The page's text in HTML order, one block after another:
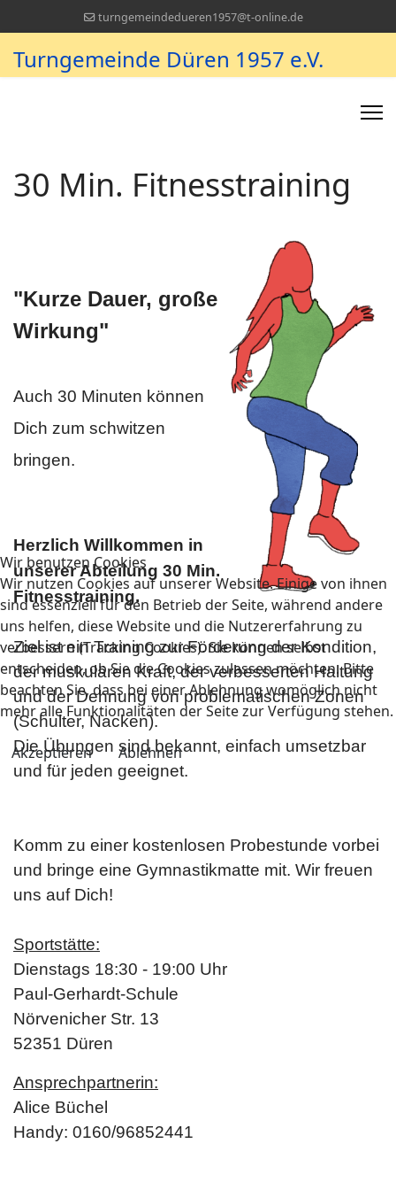
turngemeindedueren1957@t-online.de
Turngemeinde Düren 1957 e.V.
30 Min. Fitnesstraining
"Kurze Dauer, große
Wirkung"
Auch 30 Minuten können
Dich zum schwitzen
bringen.
Herzlich Willkommen in
unserer Abteilung 30 Min.
Fitnesstraining.
Ziel ist ein Training zur Förderung der Kondition,
der muskulären Kraft, der verbesserten Haltung
und der Dehnung von problematischen Zonen
(Schulter, Nacken).
Die Übungen sind bekannt, einfach umsetzbar
und für jeden geeignet.
Komm zu einer kostenlosen Probestunde vorbei
und bringe eine Gymnastikmatte mit. Wir freuen
uns auf Dich!
Sportstätte:
Dienstags 18:30 - 19:00 Uhr
Paul-Gerhardt-Schule
Nörvenicher Str. 13
52351 Düren
Ansprechpartnerin:
Alice Büchel
Handy: 0160/96852441
Wir benutzen Cookies
Wir nutzen Cookies auf unserer Website. Einige von ihnen
sind essenziell für den Betrieb der Seite, während andere
uns helfen, diese Website und die Nutzererfahrung zu
verbessern (Tracking Cookies). Sie können selbst
entscheiden, ob Sie die Cookies zulassen möchten. Bitte
beachten Sie, dass bei einer Ablehnung womöglich nicht
mehr alle Funktionalitäten der Seite zur Verfügung stehen.
Akzeptieren Ablehnen